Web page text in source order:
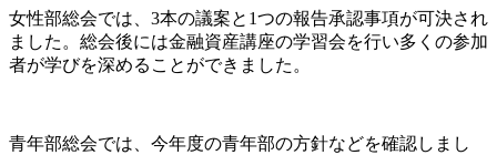
女性部総会では、3本の議案と1つの報告承認事項が可決され
ました。総会後には金融資産講座の学習会を行い多くの参加
者が学びを深めることができました。
青年部総会では、今年度の青年部の方針などを確認しまし